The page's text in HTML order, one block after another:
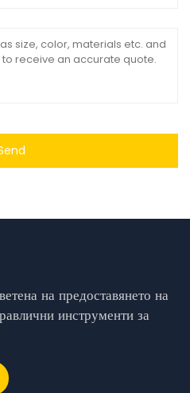
на предоставянето на
инструменти за